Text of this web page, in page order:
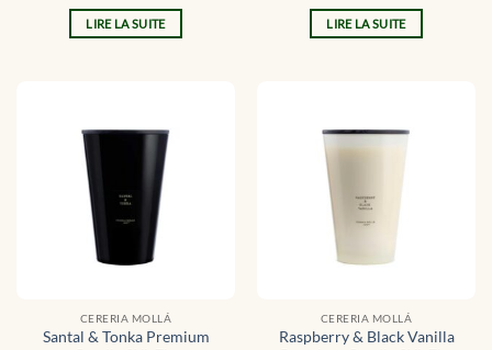
LIRE LA SUITE LIRE LA SUITE
CERERIA MOLLÁ
Santal & Tonka Premium
CERERIA MOLLÁ
Raspberry & Black Vanilla